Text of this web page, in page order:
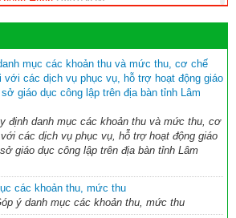
thực hiện ứng dụng CNTT và chuyển đổi số
mức độ chuyển đổi số trong nhà trường
11/2024)
GIÁ MỨC ĐỘ CHUYỂN ĐỔI SỐ NĂM
2024)
mục các khoản thu và mức thu, cơ chế
với các dịch vụ phục vụ, hỗ trợ hoạt động giáo
giáo dục công lập trên địa bàn tỉnh Lâm
định danh mục các khoản thu và mức thu, cơ
các dịch vụ phục vụ, hỗ trợ hoạt động giáo
giáo dục công lập trên địa bàn tỉnh Lâm
các khoản thu, mức thu
ý danh mục các khoản thu, mức thu